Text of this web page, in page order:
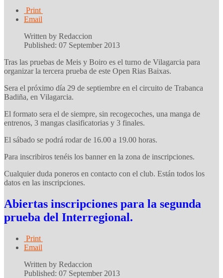
Print
Email
Written by Redaccion
Published: 07 September 2013
Tras las pruebas de Meis y Boiro es el turno de Vilagarcia para
organizar la tercera prueba de este Open Rias Baixas.
Sera el próximo día 29 de septiembre en el circuito de Trabanca
Badiña, en Vilagarcia.
El formato sera el de siempre, sin recogecoches, una manga de
entrenos, 3 mangas clasificatorias y 3 finales.
El sábado se podrá rodar de 16.00 a 19.00 horas.
Para inscribiros tenéis los banner en la zona de inscripciones.
Cualquier duda poneros en contacto con el club. Están todos los
datos en las inscripciones.
Abiertas inscripciones para la segunda
prueba del Interregional.
Print
Email
Written by Redaccion
Published: 07 September 2013